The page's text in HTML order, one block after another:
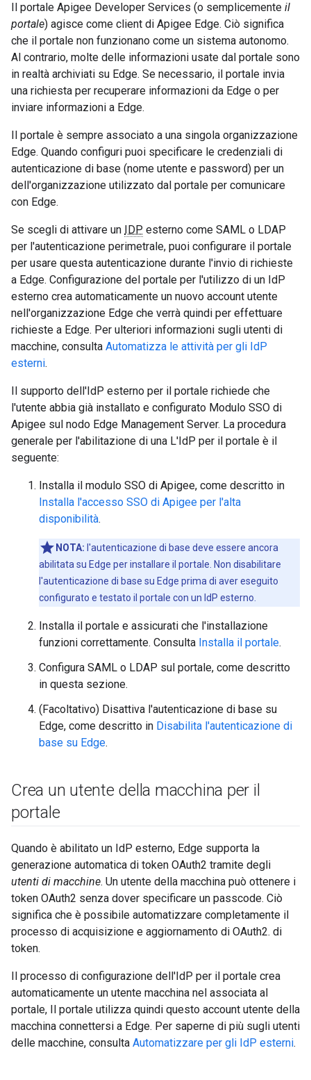
Il portale Apigee Developer Services (o semplicemente il
portale) agisce come client di Apigee Edge. Ciò significa
che il portale non funzionano come un sistema autonomo.
Al contrario, molte delle informazioni usate dal portale sono
in realtà archiviati su Edge. Se necessario, il portale invia
una richiesta per recuperare informazioni da Edge o per
inviare informazioni a Edge.
Il portale è sempre associato a una singola organizzazione
Edge. Quando configuri puoi specificare le credenziali di
autenticazione di base (nome utente e password) per un
dell'organizzazione utilizzato dal portale per comunicare
con Edge.
Se scegli di attivare un IDP esterno come SAML o LDAP
per l'autenticazione perimetrale, puoi configurare il portale
per usare questa autenticazione durante l'invio di richieste
a Edge. Configurazione del portale per l'utilizzo di un IdP
esterno crea automaticamente un nuovo account utente
nell'organizzazione Edge che verrà quindi per effettuare
richieste a Edge. Per ulteriori informazioni sugli utenti di
macchine, consulta Automatizza le attività per gli IdP
esterni.
Il supporto dell'IdP esterno per il portale richiede che
l'utente abbia già installato e configurato Modulo SSO di
Apigee sul nodo Edge Management Server. La procedura
generale per l'abilitazione di una L'IdP per il portale è il
seguente:
Installa il modulo SSO di Apigee, come descritto in
Installa l'accesso SSO di Apigee per l'alta
disponibilità.
NOTA: l'autenticazione di base deve essere ancora
abilitata su Edge per installare il portale. Non disabilitare
l'autenticazione di base su Edge prima di aver eseguito
configurato e testato il portale con un IdP esterno.
Installa il portale e assicurati che l'installazione
funzioni correttamente. Consulta Installa il portale.
Configura SAML o LDAP sul portale, come descritto
in questa sezione.
(Facoltativo) Disattiva l'autenticazione di base su
Edge, come descritto in Disabilita l'autenticazione di
base su Edge.
Crea un utente della macchina per il
portale
Quando è abilitato un IdP esterno, Edge supporta la
generazione automatica di token OAuth2 tramite degli
utenti di macchine. Un utente della macchina può ottenere i
token OAuth2 senza dover specificare un passcode. Ciò
significa che è possibile automatizzare completamente il
processo di acquisizione e aggiornamento di OAuth2. di
token.
Il processo di configurazione dell'IdP per il portale crea
automaticamente un utente macchina nel associata al
portale, Il portale utilizza quindi questo account utente della
macchina connettersi a Edge. Per saperne di più sugli utenti
delle macchine, consulta Automatizzare per gli IdP esterni.